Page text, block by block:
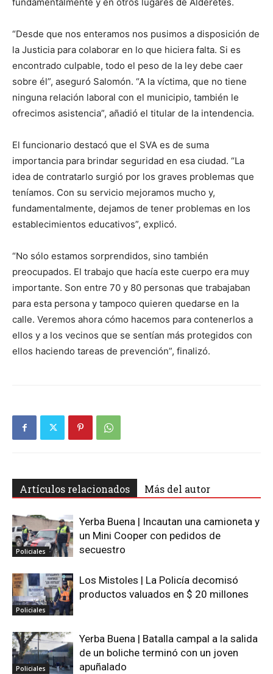
“Desde que nos enteramos nos pusimos a disposición de
la Justicia para colaborar en lo que hiciera falta. Si es
encontrado culpable, todo el peso de la ley debe caer
sobre él”, aseguró Salomón. “A la víctima, que no tiene
ninguna relación laboral con el municipio, también le
ofrecimos asistencia”, añadió el titular de la intendencia.
El funcionario destacó que el SVA es de suma
importancia para brindar seguridad en esa ciudad. “La
idea de contratarlo surgió por los graves problemas que
teníamos. Con su servicio mejoramos mucho y,
fundamentalmente, dejamos de tener problemas en los
establecimientos educativos”, explicó.
“No sólo estamos sorprendidos, sino también
preocupados. El trabajo que hacía este cuerpo era muy
importante. Son entre 70 y 80 personas que trabajaban
para esta persona y tampoco quieren quedarse en la
calle. Veremos ahora cómo hacemos para contenerlos a
ellos y a los vecinos que se sentían más protegidos con
ellos haciendo tareas de prevención”, finalizó.
Artículos relacionados Más del autor
Policiales
Yerba Buena | Incautan una camioneta y
un Mini Cooper con pedidos de
secuestro
Policiales
Los Mistoles | La Policía decomisó
productos valuados en $ 20 millones
Policiales
Yerba Buena | Batalla campal a la salida
de un boliche terminó con un joven
apuñalado